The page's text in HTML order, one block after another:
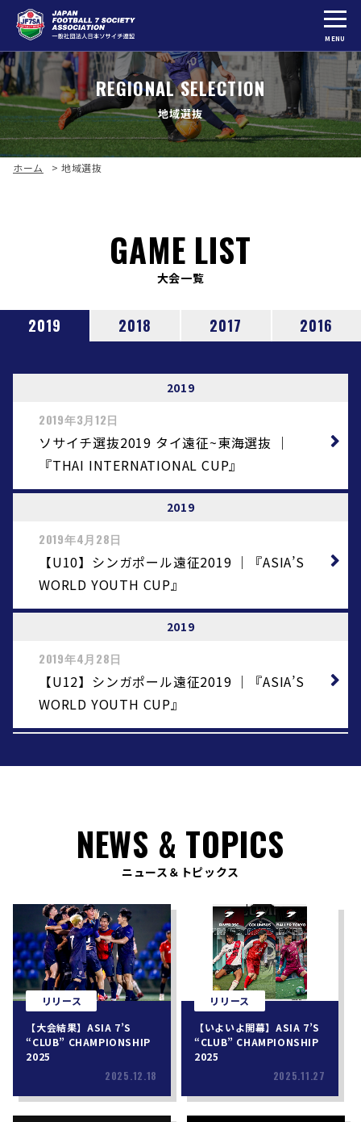
MENU
REGIONAL SELECTION
地域選抜
ホーム > 地域選抜
GAME LIST
大会一覧
2019 2018 2017 2016
2019
2019年3月12日
ソサイチ選抜2019 タイ遠征~東海選抜 ｜
『THAI INTERNATIONAL CUP』
2019
2019年4月28日
【U10】シンガポール遠征2019 ｜『ASIA’S
WORLD YOUTH CUP』
2019
2019年4月28日
【U12】シンガポール遠征2019 ｜『ASIA’S
WORLD YOUTH CUP』
2019
ソサイチ選抜2019 スペイン遠征~東海選抜 ｜
『Campeonato de España de Fútbol 7』
2019
2019年8月20日
【U18】ソサイチ選抜2019 スペイン遠征｜
『Madrid Youth Cup F7』
NEWS & TOPICS
ニュース＆トピックス
リリース
【大会結果】ASIA 7’S
“CLUB” CHAMPIONSHIP
2025
2025.12.18
リリース
【いよいよ開幕】ASIA 7’S
“CLUB” CHAMPIONSHIP
2025
2025.11.27